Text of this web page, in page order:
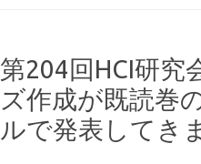
第204回HCI研究
ズ作成が既読巻
ルで発表してき